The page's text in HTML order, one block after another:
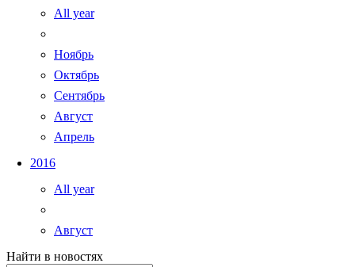
All year
Ноябрь
Октябрь
Сентябрь
Август
Апрель
2016
All year
Август
Найти в новостях